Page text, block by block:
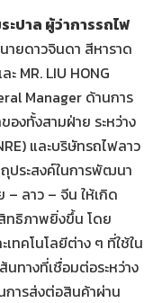
ะปาล ผู้ว่าการรถไฟ
ายดาวจินดา สีหาราด
MR. LIU HONG
Manager ด้านการ
งทั้งสามฝ่าย ระหว่าง
และบริษัทรถไฟลาว
ประสงค์ในการพัฒนา
– ลาว – จีน ให้เกิด
ทธิภาพยิ่งขึ้น โดย
ทคโนโลยีต่าง ๆ ที่ใช้ใน
ทางที่เชื่อมต่อระหว่าง
การส่งต่อสินค้าผ่าน